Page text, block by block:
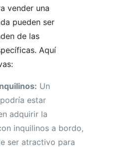
vender una
pueden ser
de las
Aquí
Un
estar
adquirir la
inquilinos a bordo,
ser atractivo para